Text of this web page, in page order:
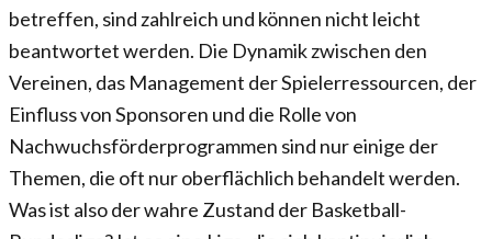
betreffen, sind zahlreich und können nicht leicht
beantwortet werden. Die Dynamik zwischen den
Vereinen, das Management der Spielerressourcen, der
Einfluss von Sponsoren und die Rolle von
Nachwuchsförderprogrammen sind nur einige der
Themen, die oft nur oberflächlich behandelt werden.
Was ist also der wahre Zustand der Basketball-